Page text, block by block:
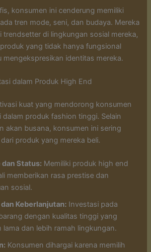
konsumen ini cenderung memiliki
tren mode, seni, dan budaya. Mereka
trendsetter di lingkungan sosial mereka,
yang tidak hanya fungsional
mengekspresikan identitas mereka.
dalam Produk High End
kuat yang mendorong konsumen
dalam produk fashion tinggi. Selain
akan busana, konsumen ini sering
produk yang mereka beli.
dan Status: Memiliki produk high end
memberikan rasa prestise dan
sosial.
Keberlanjutan: Investasi pada
dengan kualitas tinggi yang
lama dan lebih ramah lingkungan.
Konsumen dihargai karena memilih